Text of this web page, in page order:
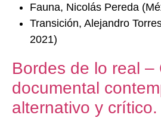
Fauna, Nicolás Pereda
Transición, Alejandro
2021)
Bordes de lo real –
documental
alternativo y crítico.